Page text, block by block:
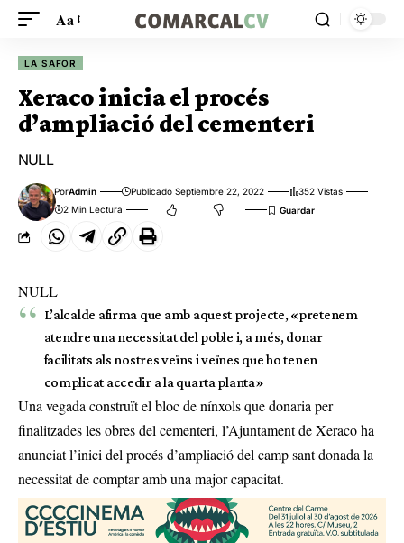
Aa
LA SAFOR
Xeraco inicia el procés
d’ampliació del cementeri
NULL
PorAdmin Publicado Septiembre 22, 2022
352 Vistas
2 Min Lectura
NULL
L’alcalde afirma que amb aquest projecte, «pretenem
atendre una necessitat del poble i, a més, donar
facilitats als nostres veïns i veïnes que ho tenen
complicat accedir a la quarta planta»
Una vegada construït el bloc de nínxols que donaria per
finalitzades les obres del cementeri, l’Ajuntament de Xeraco ha
anunciat l’inici del procés d’ampliació del camp sant donada la
necessitat de comptar amb una major capacitat.